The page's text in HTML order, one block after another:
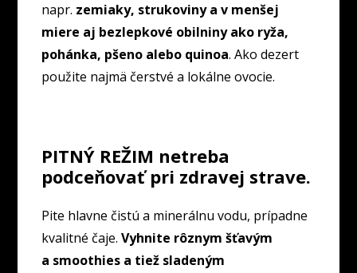
napr. zemiaky, strukoviny a v menšej
miere aj bezlepkové obilniny ako ryža,
pohánka, pšeno alebo quinoa. Ako dezert
použite najmä čerstvé a lokálne ovocie.
PITNÝ REŽIM netreba
podceňovať pri zdravej strave.
Pite hlavne čistú a minerálnu vodu, prípadne
kvalitné čaje.Vyhnite rôznym šťavým
a smoothies a tiež sladeným